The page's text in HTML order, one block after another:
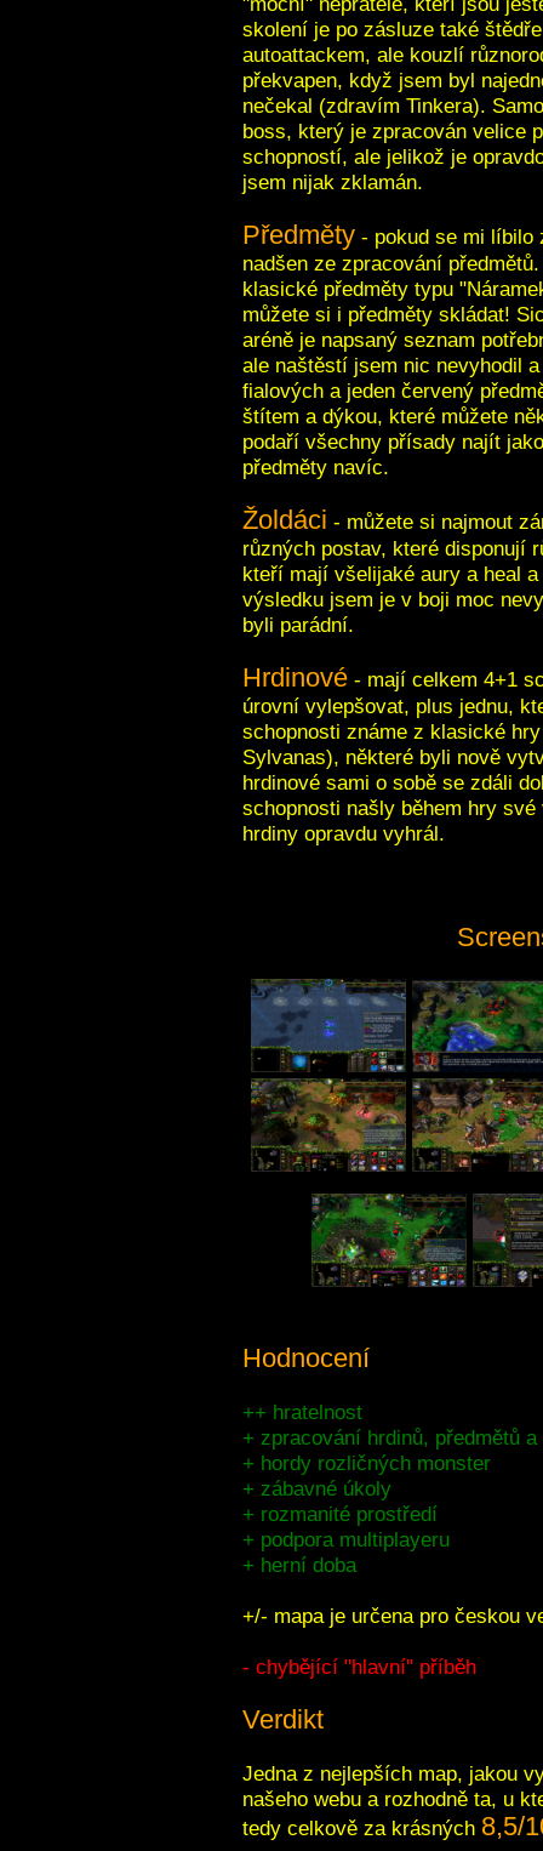
skolení je po zásluze také
autoattackem, ale kouzlí
překvapen, když jsem byl
nečekal (zdravím Tinkera).
boss, který je zpracován velice
schopností, ale jelikož je
jsem nijak zklamán.
Předměty - pokud se mi líbilo
nadšen ze zpracování
klasické předměty typu
můžete si i předměty skládat!
aréně je napsaný seznam
ale naštěstí jsem nic nevyhodil
fialových a jeden červený
štítem a dýkou, které můžete
podaří všechny přísady najít
předměty navíc.
Žoldáci - můžete si najmout
různých postav, které disponují
kteří mají všelijaké aury a heal
výsledku jsem je v boji moc
byli parádní.
Hrdinové - mají celkem 4+1
úrovní vylepšovat, plus jednu,
schopnosti známe z klasické
Sylvanas), některé byli nově
hrdinové sami o sobě se zdáli
schopnosti našly během hry
hrdiny opravdu vyhrál.
Hodnocení
++ hratelnost
+ zpracování hrdinů, předmětů a
+ hordy rozličných monster
+ zábavné úkoly
+ rozmanité prostředí
+ podpora multiplayeru
+ herní doba
+/- mapa je určena pro českou
- chybějící "hlavní" příběh
Verdikt
Jedna z nejlepších map, jakou
našeho webu a rozhodně ta, u
tedy celkově za krásných 8,5/